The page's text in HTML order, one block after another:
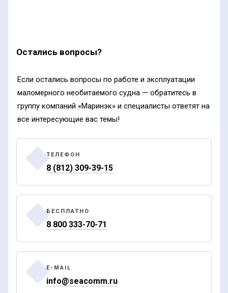
Остались вопросы?
Если остались вопросы по работе и эксплуатации
маломерного необитаемого судна — обратитесь в
группу компаний «Маринэк» и специалисты ответят на
все интересующие вас темы!
ТЕЛЕФОН
8 (812) 309-39-15
БЕСПЛАТНО
8 800 333-70-71
E-MAIL
info@seacomm.ru